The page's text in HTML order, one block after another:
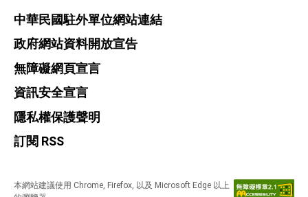
中華民國駐外單位網站連結
政府網站資料開放宣告
無障礙網頁宣言
資訊安全宣言
隱私權保護聲明
訂閱 RSS
本網站建議使用 Chrome, Firefox, 以及 Microsoft Edge 以上